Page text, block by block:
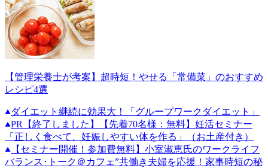
【管理栄養士が考案】超時短！やせる「常備菜」のおすすめ
レシピ4選
ダイエット継続に効果大！「グループワークダイエット」
PR
【終了しました】【先着70名様：無料】妊活セミナー
「正しく食べて、妊娠しやすい体を作る」（お土産付き）
【セミナー開催！参加費無料】小室淑恵氏のワークライフ
バランス･トーク＠カフェ”共働き夫婦を応援！家事時短の秘